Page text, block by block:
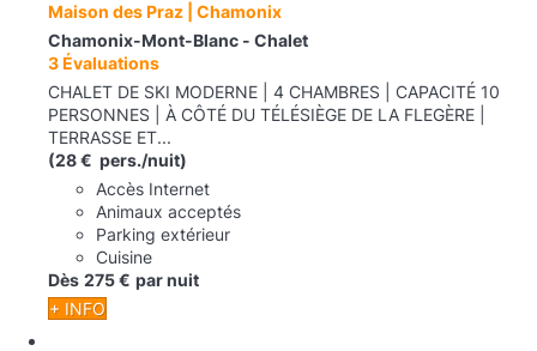
Maison des Praz | Chamonix
Chamonix-Mont-Blanc - Chalet
3 Évaluations
CHALET DE SKI MODERNE | 4 CHAMBRES | CAPACITÉ 10
PERSONNES | À CÔTÉ DU TÉLÉSIÈGE DE LA FLEGÈRE |
TERRASSE ET...
(28 € pers./nuit)
Accès Internet
Animaux acceptés
Parking extérieur
Cuisine
Dès 275 € par nuit
+ INFO